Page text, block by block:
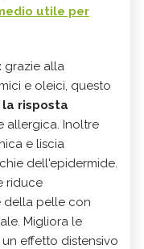
utile per
grazie alla
e oleici, questo
risposta
allergica. Inoltre
e liscia
dell'epidermide.
riduce
della pelle con
Migliora le
effetto distensivo